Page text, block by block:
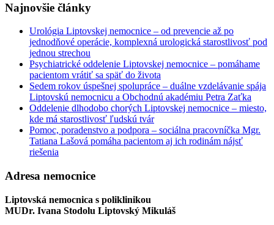
Najnovšie články
Urológia Liptovskej nemocnice – od prevencie až po
jednodňové operácie, komplexná urologická starostlivosť pod
jednou strechou
Psychiatrické oddelenie Liptovskej nemocnice – pomáhame
pacientom vrátiť sa späť do života
Sedem rokov úspešnej spolupráce – duálne vzdelávanie spája
Liptovskú nemocnicu a Obchodnú akadémiu Petra Zaťka
Oddelenie dlhodobo chorých Liptovskej nemocnice – miesto,
kde má starostlivosť ľudskú tvár
Pomoc, poradenstvo a podpora – sociálna pracovníčka Mgr.
Tatiana Lašová pomáha pacientom aj ich rodinám nájsť
riešenia
Adresa nemocnice
Liptovská nemocnica s poliklinikou
MUDr. Ivana Stodolu Liptovský Mikuláš